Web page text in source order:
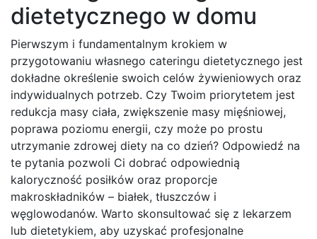
dietetycznego w domu
Pierwszym i fundamentalnym krokiem w
przygotowaniu własnego cateringu dietetycznego jest
dokładne określenie swoich celów żywieniowych oraz
indywidualnych potrzeb. Czy Twoim priorytetem jest
redukcja masy ciała, zwiększenie masy mięśniowej,
poprawa poziomu energii, czy może po prostu
utrzymanie zdrowej diety na co dzień? Odpowiedź na
te pytania pozwoli Ci dobrać odpowiednią
kaloryczność posiłków oraz proporcje
makroskładników – białek, tłuszczów i
węglowodanów. Warto skonsultować się z lekarzem
lub dietetykiem, aby uzyskać profesjonalne